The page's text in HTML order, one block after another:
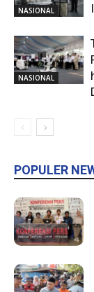
NASIONAL
NASIONAL
POPULER